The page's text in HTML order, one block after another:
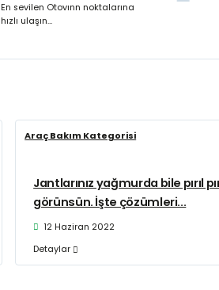
En sevilen Otovınn noktalarına
hızlı ulaşın...
Araç Bakım Kategorisi
Jantlarınız yağmurda bile pırıl
görünsün. İşte çözümleri...
12 Haziran 2022
Detaylar